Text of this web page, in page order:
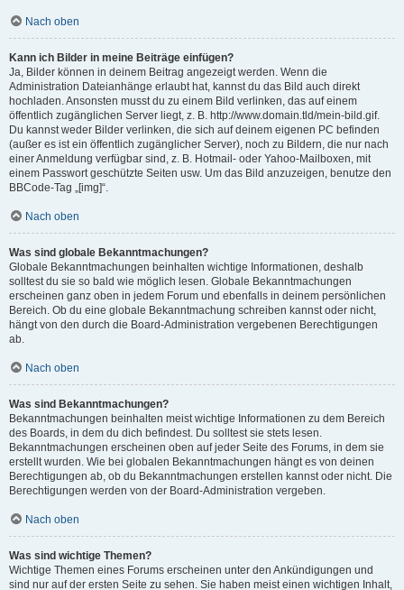
Nach oben
Kann ich Bilder in meine Beiträge einfügen?
Ja, Bilder können in deinem Beitrag angezeigt werden. Wenn die
Administration Dateianhänge erlaubt hat, kannst du das Bild auch direkt
hochladen. Ansonsten musst du zu einem Bild verlinken, das auf einem
öffentlich zugänglichen Server liegt, z. B. http://www.domain.tld/mein-bild.gif.
Du kannst weder Bilder verlinken, die sich auf deinem eigenen PC befinden
(außer es ist ein öffentlich zugänglicher Server), noch zu Bildern, die nur nach
einer Anmeldung verfügbar sind, z. B. Hotmail- oder Yahoo-Mailboxen, mit
einem Passwort geschützte Seiten usw. Um das Bild anzuzeigen, benutze den
BBCode-Tag „[img]“.
Nach oben
Was sind globale Bekanntmachungen?
Globale Bekanntmachungen beinhalten wichtige Informationen, deshalb
solltest du sie so bald wie möglich lesen. Globale Bekanntmachungen
erscheinen ganz oben in jedem Forum und ebenfalls in deinem persönlichen
Bereich. Ob du eine globale Bekanntmachung schreiben kannst oder nicht,
hängt von den durch die Board-Administration vergebenen Berechtigungen
ab.
Nach oben
Was sind Bekanntmachungen?
Bekanntmachungen beinhalten meist wichtige Informationen zu dem Bereich
des Boards, in dem du dich befindest. Du solltest sie stets lesen.
Bekanntmachungen erscheinen oben auf jeder Seite des Forums, in dem sie
erstellt wurden. Wie bei globalen Bekanntmachungen hängt es von deinen
Berechtigungen ab, ob du Bekanntmachungen erstellen kannst oder nicht. Die
Berechtigungen werden von der Board-Administration vergeben.
Nach oben
Was sind wichtige Themen?
Wichtige Themen eines Forums erscheinen unter den Ankündigungen und
sind nur auf der ersten Seite zu sehen. Sie haben meist einen wichtigen Inhalt,